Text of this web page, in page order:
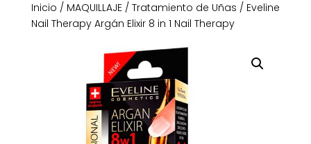
Inicio / MAQUILLAJE/ Tratamiento de Uñas / Eveline
Nail Therapy Argán Elixir 8 in 1 Nail Therapy